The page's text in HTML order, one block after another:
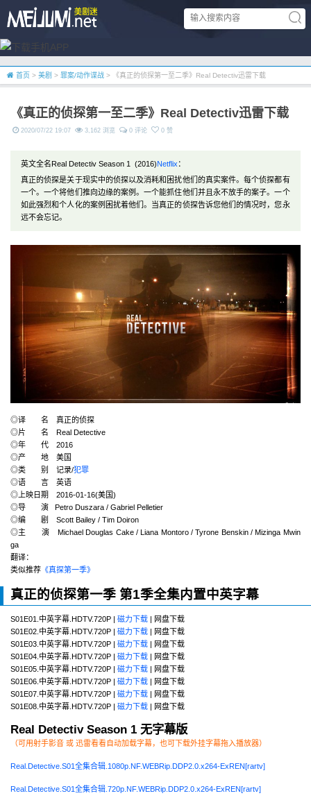
首页 > 美剧 > 罪案/动作谍战 > 《真正的侦探第一至二季》Real Detectiv迅雷下载
《真正的侦探第一至二季》Real Detectiv迅雷下载
2020/07/22 19:07 3,162 浏览 0 评论 0 赞
英文全名Real Detectiv Season 1 (2016)Netflix ：
真正的侦探是关于现实中的侦探以及消耗和困扰他们的真实案件。每个侦探都有
一个。一个将他们推向边缘的案例。一个能抓住他们并且永不放手的案子。一个
如此强烈和个人化的案例困扰着他们。当真正的侦探告诉您他们的情况时，您永
远不会忘记。
◎译 名 真正的侦探
◎片 名 Real Detective
◎年 代 2016
◎产 地 美国
◎类 别 记录/犯罪
◎语 言 英语
◎上映日期 2016-01-16(美国)
◎导 演 Petro Duszara / Gabriel Pelletier
◎编 剧 Scott Bailey / Tim Doiron
◎主 演 Michael Douglas Cake / Liana Montoro / Tyrone Benskin / Mizinga Mwin
ga
翻译：
类似推荐 《真探第一季》
真正的侦探第一季 第1季全集内置中英字幕
S01E01.中英字幕.HDTV.720P | 磁力下载 | 网盘下载
S01E02.中英字幕.HDTV.720P | 磁力下载 | 网盘下载
S01E03.中英字幕.HDTV.720P | 磁力下载 | 网盘下载
S01E04.中英字幕.HDTV.720P | 磁力下载 | 网盘下载
S01E05.中英字幕.HDTV.720P | 磁力下载 | 网盘下载
S01E06.中英字幕.HDTV.720P | 磁力下载 | 网盘下载
S01E07.中英字幕.HDTV.720P | 磁力下载 | 网盘下载
S01E08.中英字幕.HDTV.720P | 磁力下载 | 网盘下载
Real Detectiv Season 1 无字幕版
（可用射手影音 或 迅雷看看自动加载字幕，也可下载外挂字幕拖入播放器）
Real.Detective.S01全集合辑.1080p.NF.WEBRip.DDP2.0.x264-ExREN[rartv]
Real.Detective.S01全集合辑.720p.NF.WEBRip.DDP2.0.x264-ExREN[rartv]